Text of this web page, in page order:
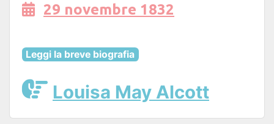
29 novembre 1832
Leggi la breve biografia
Louisa May Alcott